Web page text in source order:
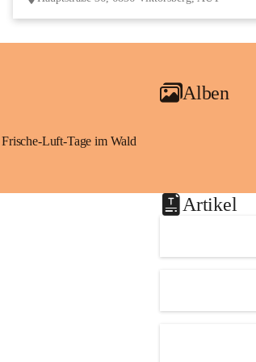
Alben
Frische-Luft-Tage im Wald
Artikel